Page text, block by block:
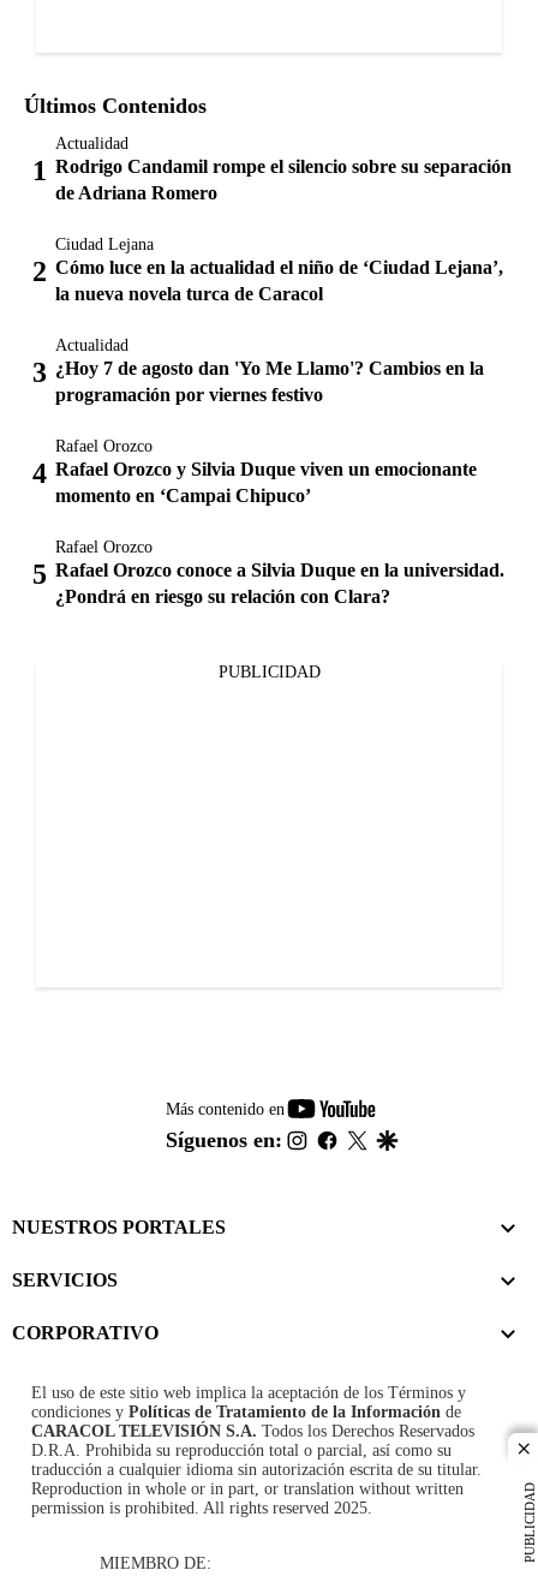
PUBLICIDAD
Últimos Contenidos
Actualidad
Rodrigo Candamil rompe el silencio sobre su separación
de Adriana Romero
Ciudad Lejana
Cómo luce en la actualidad el niño de ‘Ciudad Lejana’,
la nueva novela turca de Caracol
Actualidad
¿Hoy 7 de agosto dan 'Yo Me Llamo'? Cambios en la
programación por viernes festivo
Rafael Orozco
Rafael Orozco y Silvia Duque viven un emocionante
momento en ‘Campai Chipuco’
Rafael Orozco
Rafael Orozco conoce a Silvia Duque en la universidad.
¿Pondrá en riesgo su relación con Clara?
PUBLICIDAD
Más contenido en
youtube-
footer
Síguenos en: instagram
facebook
twitter
NUESTROS PORTALES
SERVICIOS
CORPORATIVO
El uso de este sitio web implica la aceptación de los Términos y
condiciones y Políticas de Tratamiento de la Información de
CARACOL TELEVISIÓN S.A. Todos los Derechos Reservados
D.R.A. Prohibida su reproducción total o parcial, así como su
traducción a cualquier idioma sin autorización escrita de su titular.
Reproduction in whole or in part, or translation without written
permission is prohibited. All rights reserved 2025.
MIEMBRO DE: